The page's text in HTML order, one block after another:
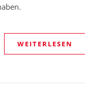
WEITERLESEN